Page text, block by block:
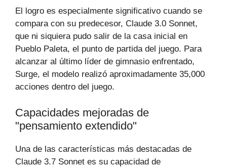
El logro es especialmente significativo cuando se
compara con su predecesor, Claude 3.0 Sonnet,
que ni siquiera pudo salir de la casa inicial en
Pueblo Paleta, el punto de partida del juego. Para
alcanzar al último líder de gimnasio enfrentado,
Surge, el modelo realizó aproximadamente 35,000
acciones dentro del juego.
Capacidades mejoradas de
"pensamiento extendido"
Una de las características más destacadas de
Claude 3.7 Sonnet es su capacidad de